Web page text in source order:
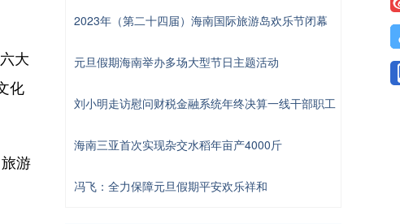
大
化
游
2023年（第二十四届）海南国际旅游岛欢乐节闭幕
元旦假期海南举办多场大型节日主题活动
刘小明走访慰问财税金融系统年终决算一线干部职工
海南三亚首次实现杂交水稻年亩产4000斤
冯飞：全力保障元旦假期平安欢乐祥和